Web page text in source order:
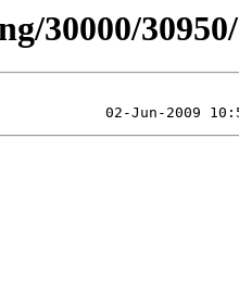
30000/30950/